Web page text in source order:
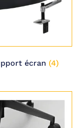
écran (4)